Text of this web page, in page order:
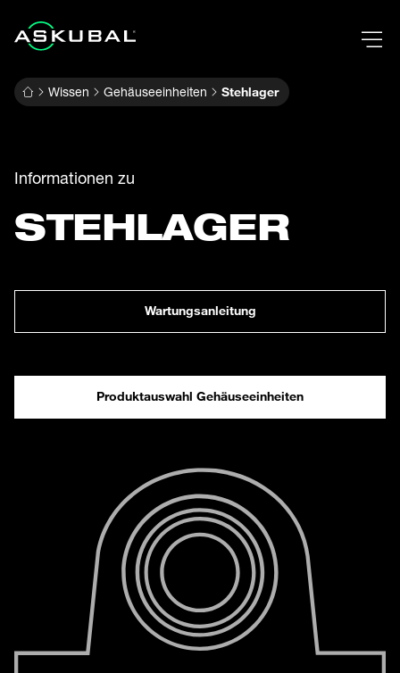
Wissen Gehäuseeinheiten Stehlager
Informationen zu
STEHLAGER
Wartungsanleitung
Produktauswahl Gehäuseeinheiten